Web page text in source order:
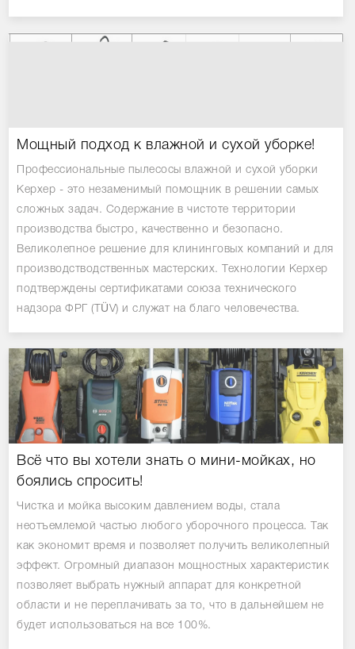
Мощный подход к влажной и сухой уборке!
Профессиональные пылесосы влажной и сухой уборки
Керхер - это незаменимый помощник в решении самых
сложных задач. Содержание в чистоте территории
производства быстро, качественно и безопасно.
Великолепное решение для клининговых компаний и для
производстводственных мастерских. Технологии Керхер
подтверждены сертификатами союза технического
надзора ФРГ (TÜV) и служат на благо человечества.
Всё что вы хотели знать о мини-мойках, но
боялись спросить!
Чистка и мойка высоким давлением воды, стала
неотъемлемой частью любого уборочного процесса. Так
как экономит время и позволяет получить великолепный
эффект. Огромный диапазон мощностных характеристик
позволяет выбрать нужный аппарат для конкретной
области и не переплачивать за то, что в дальнейшем не
будет использоваться на все 100%.